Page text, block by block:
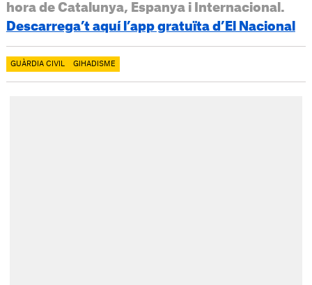
hora de Catalunya, Espanya i Internacional.
Descarrega’t aquí l’app gratuïta d’El Nacional
GUÀRDIA CIVIL GIHADISME